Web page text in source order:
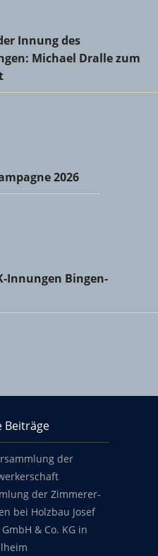
Innung des
Michael Dralle zum neuen
Innung des
Michael Dralle zum
20262026
Bingen-Ingelheim
Innungen Bingen-
Beiträge
der
der Zimmerer-
bei Holzbau Josef
& Co. KG in